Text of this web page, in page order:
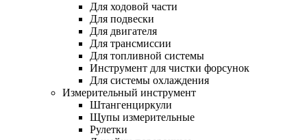
Для ходовой части
Для подвески
Для двигателя
Для трансмиссии
Для топливной системы
Инструмент для чистки форсунок
Для системы охлаждения
Измерительный инструмент
Штангенциркули
Щупы измерительные
Рулетки